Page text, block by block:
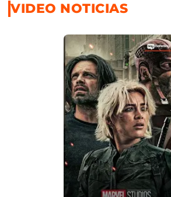
VIDEO NOTICIAS